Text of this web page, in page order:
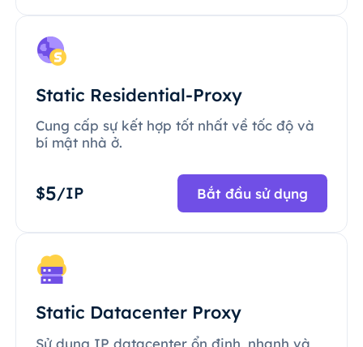
Static Residential-Proxy
Cung cấp sự kết hợp tốt nhất về tốc độ và
bí mật nhà ở.
$5/IP Bắt đầu sử dụng
Static Datacenter Proxy
Sử dụng IP datacenter ổn định, nhanh và